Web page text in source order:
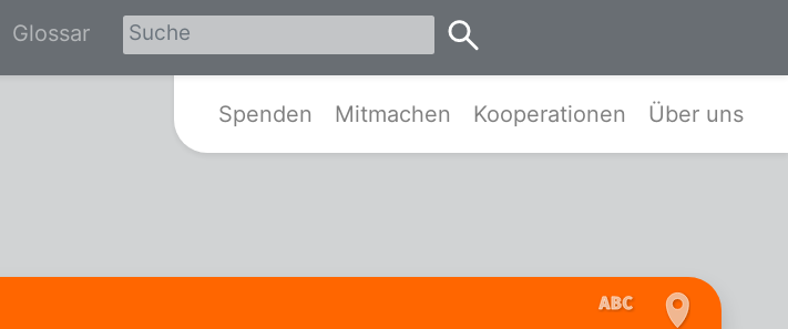
Spurensuche-Bremen
Glossar
Spenden Mitmachen Kooperationen Über uns